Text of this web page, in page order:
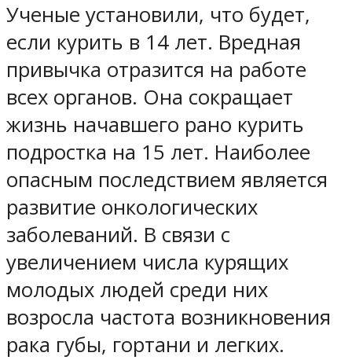
Ученые установили, что будет,
если курить в 14 лет. Вредная
привычка отразится на работе
всех органов. Она сокращает
жизнь начавшего рано курить
подростка на 15 лет. Наиболее
опасным последствием является
развитие онкологических
заболеваний. В связи с
увеличением числа курящих
молодых людей среди них
возросла частота возникновения
рака губы, гортани и легких.